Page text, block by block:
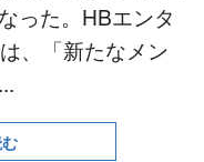
った。HBエンタ
、「新たなメン